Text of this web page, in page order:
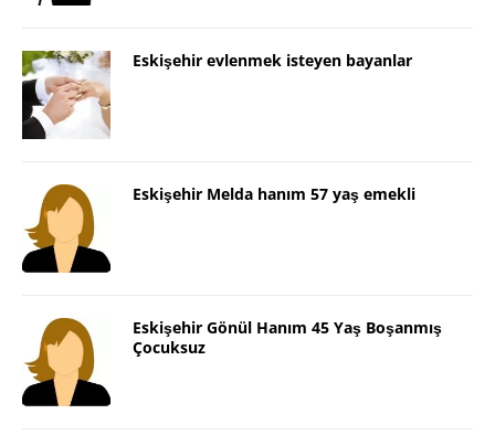
Eskişehir evlenmek isteyen bayanlar
Eskişehir Melda hanım 57 yaş emekli
Eskişehir Gönül Hanım 45 Yaş Boşanmış
Çocuksuz